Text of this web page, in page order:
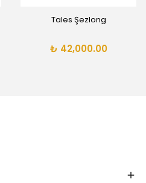
Tales Şezlong
₺ 42,000.00